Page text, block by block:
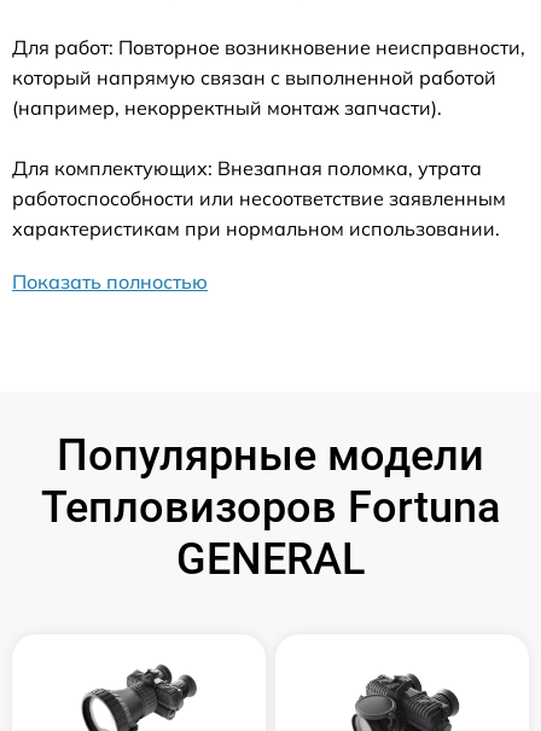
Для работ: Повторное возникновение неисправности,
который напрямую связан с выполненной работой
(например, некорректный монтаж запчасти).
Для комплектующих: Внезапная поломка, утрата
работоспособности или несоответствие заявленным
характеристикам при нормальном использовании.
Показать полностью
Популярные модели
Тепловизоров Fortuna
GENERAL